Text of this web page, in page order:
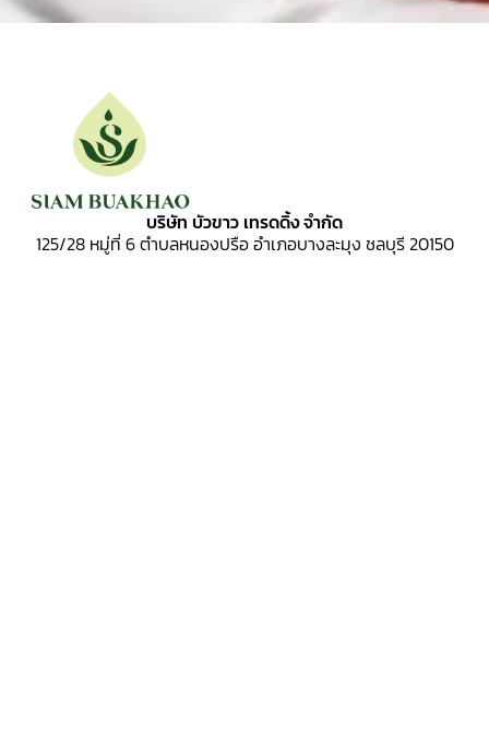
บริษัท บัวขาว เทรดดิ้ง จำกัด
125/28 หมู่ที่ 6ตำบลหนองปรือ อำเภอบางละมุง ชลบุรี 20150